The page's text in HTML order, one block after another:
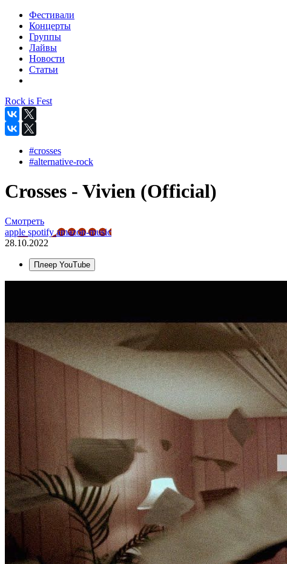
Фестивали
Концерты
Группы
Лайвы
Новости
Статьи
Rock is Fest
#crosses
#alternative-rock
Crosses - Vivien (Official)
Смотреть
apple spotifyamazon-music
28.10.2022
Плеер YouTube